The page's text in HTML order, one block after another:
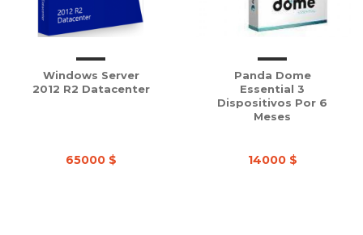
Windows Server
2012 R2 Datacenter
65000 $
Panda Dome
Essential 3
Dispositivos Por 6
Meses
14000 $